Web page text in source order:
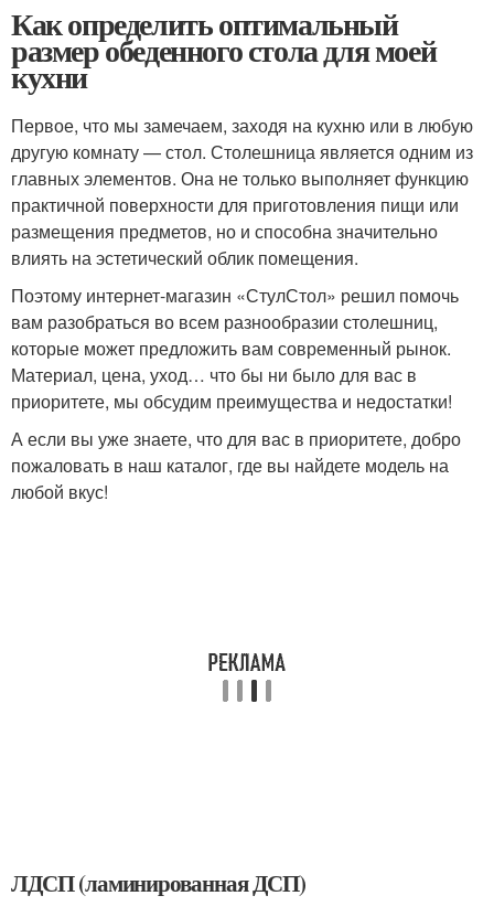
Как определить оптимальный
размер обеденного стола для моей
кухни
Первое, что мы замечаем, заходя на кухню или в любую
другую комнату — стол. Столешница является одним из
главных элементов. Она не только выполняет функцию
практичной поверхности для приготовления пищи или
размещения предметов, но и способна значительно
влиять на эстетический облик помещения.
Поэтому интернет-магазин «СтулСтол» решил помочь
вам разобраться во всем разнообразии столешниц,
которые может предложить вам современный рынок.
Материал, цена, уход… что бы ни было для вас в
приоритете, мы обсудим преимущества и недостатки!
А если вы уже знаете, что для вас в приоритете, добро
пожаловать в наш каталог, где вы найдете модель на
любой вкус!
ЛДСП (ламинированная ДСП)